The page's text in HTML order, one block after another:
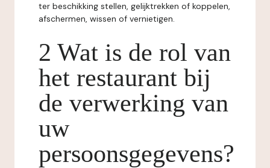
ter beschikking stellen, gelijktrekken of koppelen,
afschermen, wissen of vernietigen.
2 Wat is de rol van
het restaurant bij
de verwerking van
uw
persoonsgegevens?